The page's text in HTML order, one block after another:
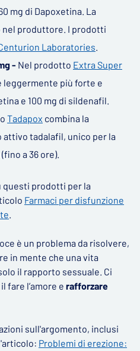
mg di Dapoxetina. La
produttore. I prodotti
Laboratories.
- Nel prodotto Extra Super
leggermente più forte e
e 100 mg di sildenafil.
Tadapox combina la
tadalafil, unico per la
a 36 ore).
questi prodotti per la
Farmaci per disfunzione
.
è un problema da risolvere,
in mente che una vita
il rapporto sessuale. Ci
fare l’amore e rafforzare
sull'argomento, inclusi
Problemi di erezione: